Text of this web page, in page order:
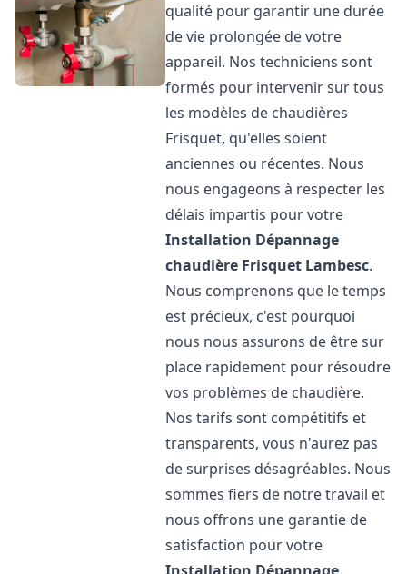
qualité pour garantir une durée
de vie prolongée de votre
appareil. Nos techniciens sont
formés pour intervenir sur tous
les modèles de chaudières
Frisquet, qu'elles soient
anciennes ou récentes. Nous
nous engageons à respecter les
délais impartis pour votre
Installation Dépannage
chaudière Frisquet Lambesc.
Nous comprenons que le temps
est précieux, c'est pourquoi
nous nous assurons de être sur
place rapidement pour résoudre
vos problèmes de chaudière.
Nos tarifs sont compétitifs et
transparents, vous n'aurez pas
de surprises désagréables. Nous
sommes fiers de notre travail et
nous offrons une garantie de
satisfaction pour votre